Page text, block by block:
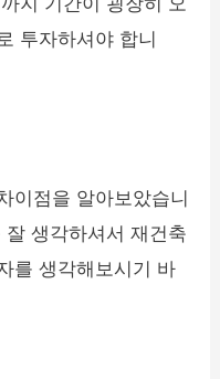
투자하셔야 합니
이점을 알아보았습니
생각하셔서 재건축
를 생각해보시기 바